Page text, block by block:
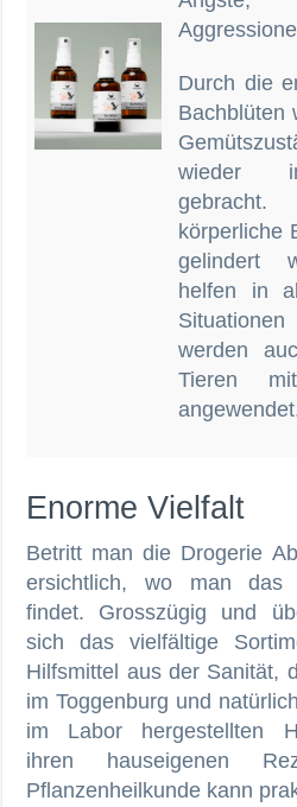
Durch die
Bachblüten
wieder
körperliche
gelindert
helfen in
werden
Tieren
Enorme Vielfalt
Betritt man die Drogerie
ersichtlich, wo man das
findet. Grosszügig und
sich das vielfältige
Hilfsmittel aus der Sanität,
im Toggenburg und
im Labor hergestellten
ihren hauseigenen
Pflanzenheilkunde kann